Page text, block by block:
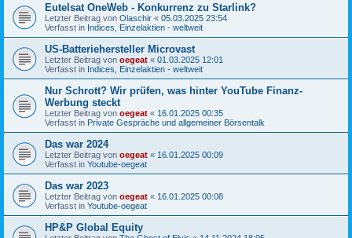
Eutelsat OneWeb - Konkurrenz zu Starlink?
Letzter Beitrag von Olaschir « 05.03.2025 23:54
Verfasst in Indices, Einzelaktien - weltweit
US-Batteriehersteller Microvast
Letzter Beitrag von oegeat « 01.03.2025 12:01
Verfasst in Indices, Einzelaktien - weltweit
Nur Schrott? Wir prüfen, was hinter YouTube Finanz-
Werbung steckt
Letzter Beitrag von oegeat « 16.01.2025 00:35
Verfasst in Private Gespräche und allgemeiner Börsentalk
Das war 2024
Letzter Beitrag von oegeat « 16.01.2025 00:09
Verfasst in Youtube-oegeat
Das war 2023
Letzter Beitrag von oegeat « 16.01.2025 00:08
Verfasst in Youtube-oegeat
HP&P Global Equity